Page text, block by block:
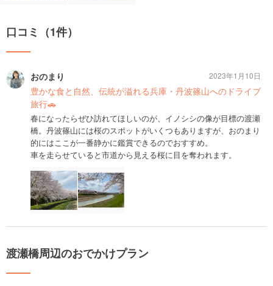
口コミ（1件）
おのまり
豊かな食と自然、伝統が溢れる兵庫・丹波篠山へのドライブ
旅行🚗
春になったらぜひ訪れてほしいのが、イノシシの像が目標の渡瀬
橋。丹波篠山には桜のスポットがいくつもありますが、おのまり
的にはここが一番静かに鑑賞できるのでおすすめ。
車を走らせていると市道から見える桜に目を奪われます。
2023年1月10日
渡瀬橋周辺のおでかけプラン